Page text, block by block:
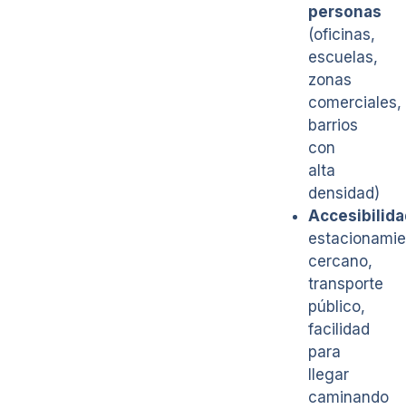
personas
(oficinas,
escuelas,
zonas
comerciales,
barrios
con
alta
densidad)
cercano,
transporte
público,
facilidad
para
llegar
caminando